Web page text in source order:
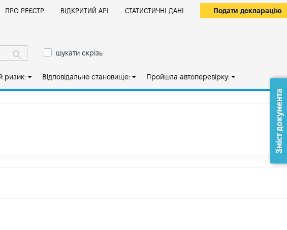
ПРО РЕЄСТР ВІДКРИТИЙ АРІ СТАТИСТИЧНІ ДАНІ Подати декларацію
шукати скрізь
ризик: Відповідальне становище: Пройшла автоперевірку:
Зміст документа